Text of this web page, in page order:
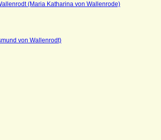
(Maria Katharina von Wallenrode)
von Wallenrodt)